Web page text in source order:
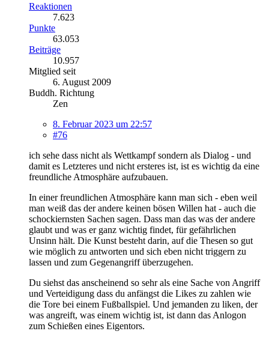
Reaktionen
7.623
Punkte
63.053
Beiträge
10.957
Mitglied seit
6. August 2009
Buddh. Richtung
Zen
8. Februar 2023 um 22:57
#76
ich sehe dass nicht als Wettkampf sondern als Dialog - und
damit es Letzteres und nicht ersteres ist, ist es wichtig da eine
freundliche Atmosphäre aufzubauen.
In einer freundlichen Atmosphäre kann man sich - eben weil
man weiß das der andere keinen bösen Willen hat - auch die
schockiernsten Sachen sagen. Dass man das was der andere
glaubt und was er ganz wichtig findet, für gefährlichen
Unsinn hält. Die Kunst besteht darin, auf die Thesen so gut
wie möglich zu antworten und sich eben nicht triggern zu
lassen und zum Gegenangriff überzugehen.
Du siehst das anscheinend so sehr als eine Sache von Angriff
und Verteidigung dass du anfängst die Likes zu zahlen wie
die Tore bei einem Fußballspiel. Und jemanden zu liken, der
was angreift, was einem wichtig ist, ist dann das Anlogon
zum Schießen eines Eigentors.